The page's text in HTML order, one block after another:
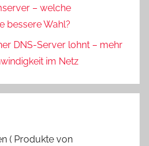
– welche
bessere Wahl?
DNS-Server lohnt – mehr
im Netz
( Produkte von